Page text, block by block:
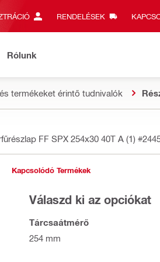
RENDELÉSEK
Rólunk
termékeket érintő tudnivalók
FF SPX 254x30 40T A (1)
Kapcsolódó Termékek
Válaszd ki az opciókat
Tárcsaátmérő
254 mm